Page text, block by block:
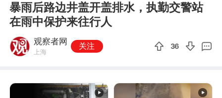
暴雨后路边井盖开盖排水，执勤交警站
在雨中保护来往行人
观察者网
上海
关注 36